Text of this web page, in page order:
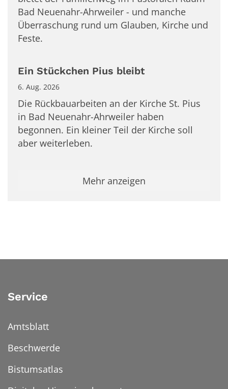
Bad Neuenahr-Ahrweiler - und manche
Überraschung rund um Glauben, Kirche und
Feste.
Ein Stückchen Pius bleibt
6. Aug. 2026
Die Rückbauarbeiten an der Kirche St. Pius
in Bad Neuenahr-Ahrweiler haben
begonnen. Ein kleiner Teil der Kirche soll
aber weiterleben.
Mehr anzeigen
Service
Amtsblatt
Beschwerde
Bistumsatlas